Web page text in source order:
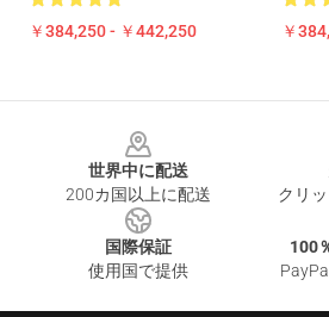
￥384,250 - ￥442,250 ￥
世界中に配送
200カ国以上に配送
クリ
国際保証
使用国で提供
100